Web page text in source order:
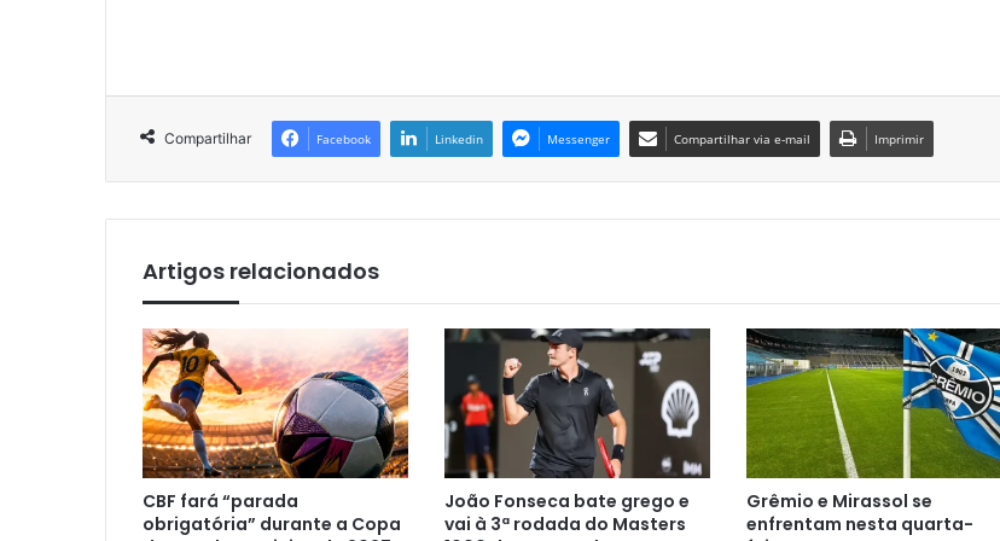
Compartilhar Facebook Linkedin Messenger Compartilhar via e-mail Imprimir
Artigos relacionados
CBF fará “parada
obrigatória” durante a Copa
João Fonseca bate grego e
vai à 3ª rodada do Masters
Grêmio e Mirassol se
enfrentam nesta quarta-